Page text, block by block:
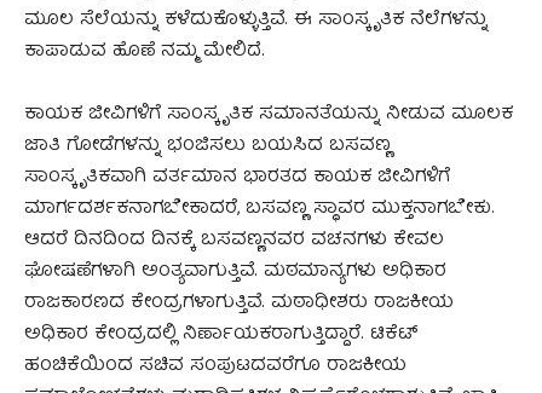
ಮೂಲ ಸೆಲೆಯನ್ನು ಕಳೆದುಕೊಳ್ಳುತ್ತಿವೆ. ಈ ಸಾಂಸ್ಕೃತಿಕ ನೆಲೆಗಳನ್ನು
ಕಾಪಾಡುವ ಹೊಣೆ ನಮ್ಮ ಮೇಲಿದೆ.
ಕಾಯಕ ಜೀವಿಗಳಿಗೆ ಸಾಂಸ್ಕೃತಿಕ ಸಮಾನತೆಯನ್ನು ನೀಡುವ ಮೂಲಕ
ಜಾತಿ ಗೋಡೆಗಳನ್ನು ಭಂಜಿಸಲು ಬಯಸಿದ ಬಸವಣ್ಣ
ಸಾಂಸ್ಕೃತಿಕವಾಗಿ ವರ್ತಮಾನ ಭಾರತದ ಕಾಯಕ ಜೀವಿಗಳಿಗೆ
ಮಾರ್ಗದರ್ಶಕನಾಗಬೇಕಾದರೆ, ಬಸವಣ್ಣ ಸ್ಥಾವರ ಮುಕ್ತನಾಗಬೇಕು.
ಆದರೆ ದಿನದಿಂದ ದಿನಕ್ಕೆ ಬಸವಣ್ಣನವರ ವಚನಗಳು ಕೇವಲ
ಘೋಷಣೆಗಳಾಗಿ ಅಂತ್ಯವಾಗುತ್ತಿವೆ. ಮಠಮಾನ್ಯಗಳು ಅಧಿಕಾರ
ರಾಜಕಾರಣದ ಕೇಂದ್ರಗಳಾಗುತ್ತಿವೆ. ಮಠಾಧೀಶರು ರಾಜಕೀಯ
ಅಧಿಕಾರ ಕೇಂದ್ರದಲ್ಲಿ ನಿರ್ಣಾಯಕರಾಗುತ್ತಿದ್ದಾರೆ. ಟಿಕೆಟ್‌
ಹಂಚಿಕೆಯಿಂದ ಸಚಿವ ಸಂಪುಟದವರೆಗೂ ರಾಜಕೀಯ